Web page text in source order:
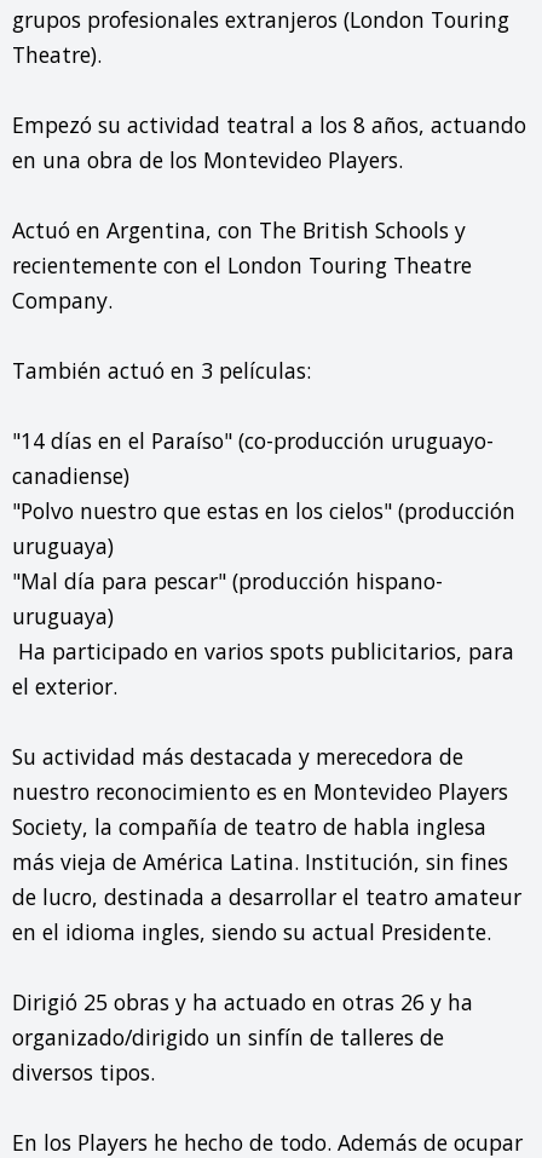
grupos profesionales extranjeros (London Touring
Theatre).
Empezó su actividad teatral a los 8 años, actuando
en una obra de los Montevideo Players.
Actuó en Argentina, con The British Schools y
recientemente con el London Touring Theatre
Company.
También actuó en 3 películas:
"14 días en el Paraíso" (co-producción uruguayo-
canadiense)
"Polvo nuestro que estas en los cielos" (producción
uruguaya)
"Mal día para pescar" (producción hispano-
uruguaya)
Ha participado en varios spots publicitarios, para
el exterior.
Su actividad más destacada y merecedora de
nuestro reconocimiento es en Montevideo Players
Society, la compañía de teatro de habla inglesa
más vieja de América Latina. Institución, sin fines
de lucro, destinada a desarrollar el teatro amateur
en el idioma ingles, siendo su actual Presidente.
Dirigió 25 obras y ha actuado en otras 26 y ha
organizado/dirigido un sinfín de talleres de
diversos tipos.
En los Players he hecho de todo. Además de ocupar